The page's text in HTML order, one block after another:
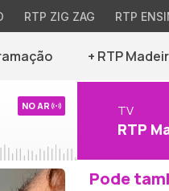
RTP ZIG ZAG RTP
+ RTP
NO AR TV
RTP
Pode